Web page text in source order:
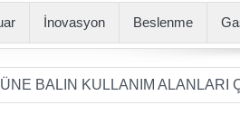
İnovasyon Beslenme
KULLANIM ALANLARI